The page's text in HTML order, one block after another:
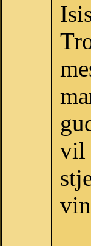
vil